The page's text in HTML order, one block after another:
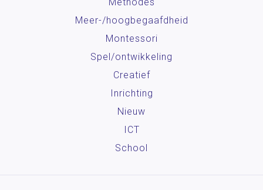
Meer-/hoog­begaafdheid
Montessori
Spel/ontwikkeling
Creatief
Inrichting
Nieuw
ICT
School